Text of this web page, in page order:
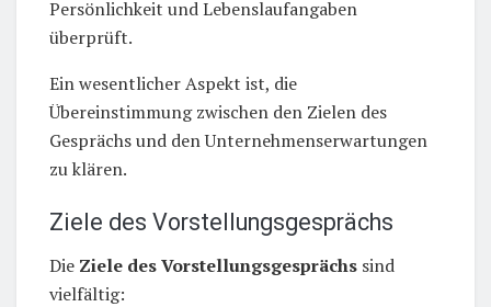
Persönlichkeit und Lebenslaufangaben
überprüft.
Ein wesentlicher Aspekt ist, die
Übereinstimmung zwischen den Zielen des
Gesprächs und den Unternehmenserwartungen
zu klären.
Ziele des Vorstellungsgesprächs
Die Ziele des Vorstellungsgesprächs sind
vielfältig: